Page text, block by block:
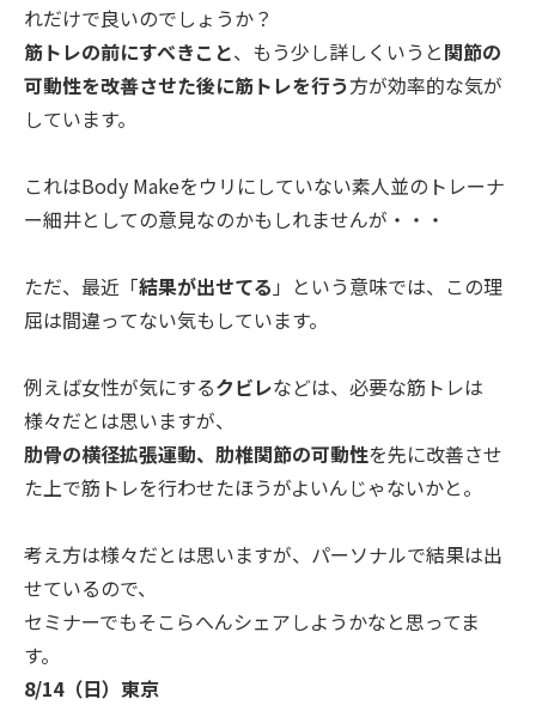
れだけで良いのでしょうか？
筋トレの前にすべきこと、もう少し詳しくいうと関節の
可動性を改善させた後に筋トレを行う方が効率的な気が
しています。
これはBody Makeをウリにしていない素人並のトレーナ
ー細井としての意見なのかもしれませんが・・・
ただ、最近「結果が出せてる 」という意味では、この理
屈は間違ってない気もしています。
例えば女性が気にするクビレなどは、必要な筋トレは
様々だとは思いますが、
肋骨の横径拡張運動、肋椎関節の可動性を先に改善させ
た上で筋ト レを行わせたほうがよいんじゃないかと。
考え方は様々だとは思いますが、パーソナルで結果は出
せているので、
セミナーでもそこらへんシェアしようかなと思ってま
す。
8/14（日）東京